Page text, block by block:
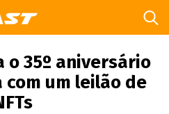
o 35º aniversário
com um leilão de